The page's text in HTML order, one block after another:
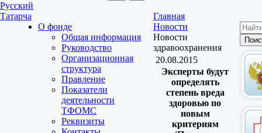
Русский
Татарча
О фонде
Общая информация
Руководство
Организационная
структура
Правление
Показатели
деятельности
ТФОМС
Реквизиты
Главная
Новости
Новости
здравоохранения
20.08.2015
Эксперты будут
определять
степень вреда
здоровью по
новым
критериям